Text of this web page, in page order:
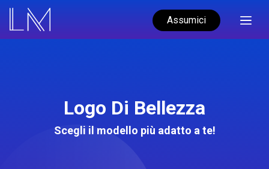
Assumici
Logo Di Bellezza
Scegli il modello più adatto a te!